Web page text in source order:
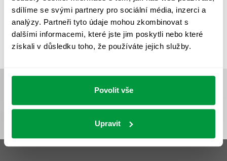
sdílíme se svými partnery pro sociální média, inzerci a
analýzy. Partneři tyto údaje mohou zkombinovat s
dalšími informacemi, které jste jim poskytli nebo které
získali v důsledku toho, že používáte jejich služby.
Povolit vše
Upravit
VÝPOČTY A NÁVRHY
ZKOUŠKY NOUZOVÉHO OSVĚTLENÍ